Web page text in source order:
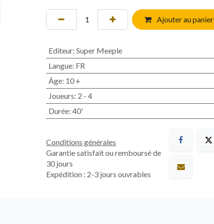
Ajouter au panier
Editeur: Super Meeple
Langue: FR
Âge: 10 +
Joueurs: 2 - 4
Durée: 40'
Conditions générales
Garantie satisfait ou remboursé de
30 jours
Expédition : 2-3 jours ouvrables